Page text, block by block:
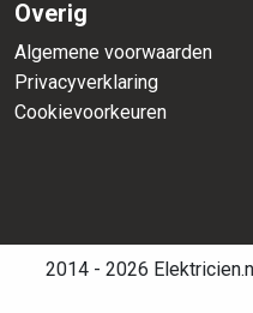
Overig
Algemene voorwaarden
Privacyverklaring
Cookievoorkeuren
2014 - 2026